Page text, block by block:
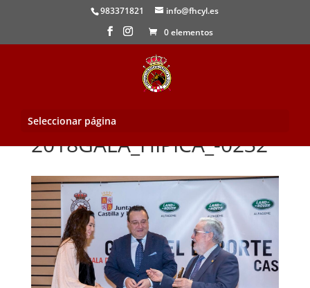
983371821
info@fhcyl.es
0 elementos
Seleccionar página
2018GALA_HIPICA_-0232